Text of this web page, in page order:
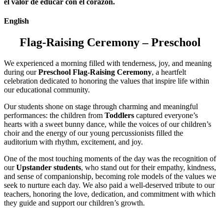
English
Flag-Raising Ceremony – Preschool
We experienced a morning filled with tenderness, joy, and meaning
during ourPreschool Flag-Raising Ceremony, a heartfelt
celebration dedicated to honoring the values that inspire life within
our educational community.
Our students shone on stage through charming and meaningful
performances: the children from Toddlers captured everyone’s
hearts with a sweet bunny dance, while the voices of our children’s
choir and the energy of our young percussionists filled the
auditorium with rhythm, excitement, and joy.
One of the most touching moments of the day was the recognition of
ourUpstander students, who stand out for their empathy, kindness,
and sense of companionship, becoming role models of the values we
seek to nurture each day. We also paid a well-deserved tribute to our
teachers, honoring the love, dedication, and commitment with which
they guide and support our children’s growth.